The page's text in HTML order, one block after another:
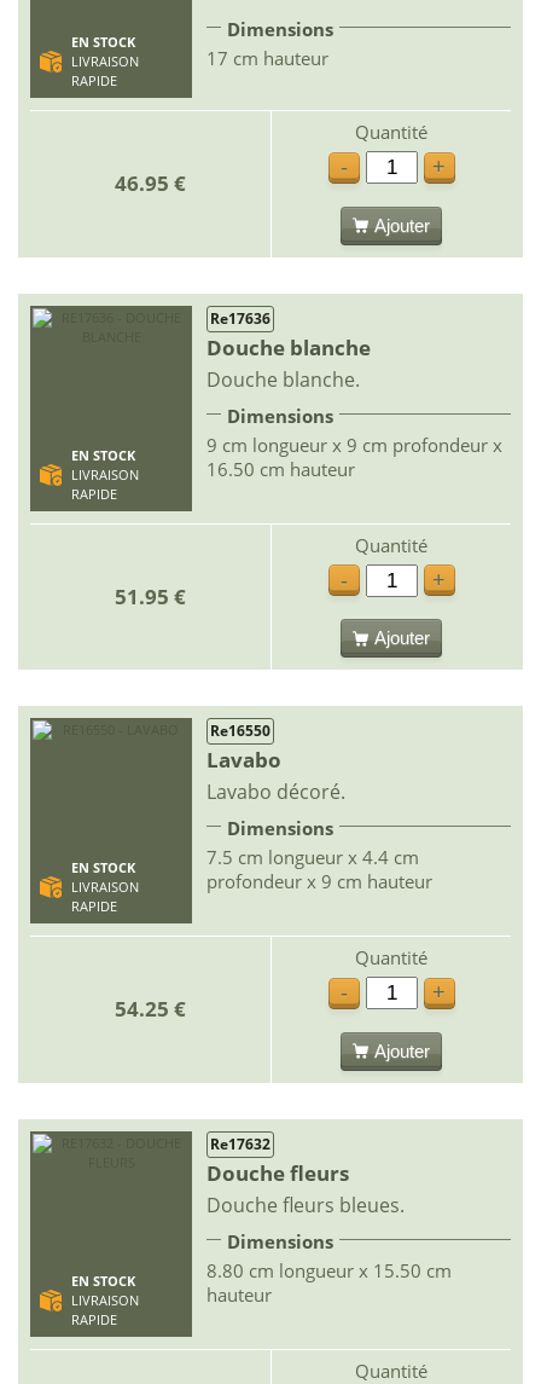
EN STOCK
LIVRAISON
RAPIDE
Dimensions
17 cm hauteur
46.95 €
Quantité
-
+
Ajouter
EN STOCK
LIVRAISON
RAPIDE
Re17636
Douche blanche
Douche blanche.
Dimensions
9 cm longueur x 9 cm profondeur x
16.50 cm hauteur
51.95 €
Quantité
-
+
Ajouter
EN STOCK
LIVRAISON
RAPIDE
Re16550
Lavabo
Lavabo décoré.
Dimensions
7.5 cm longueur x 4.4 cm
profondeur x 9 cm hauteur
54.25 €
Quantité
-
+
Ajouter
EN STOCK
LIVRAISON
RAPIDE
Re17632
Douche fleurs
Douche fleurs bleues.
Dimensions
8.80 cm longueur x 15.50 cm
hauteur
Quantité